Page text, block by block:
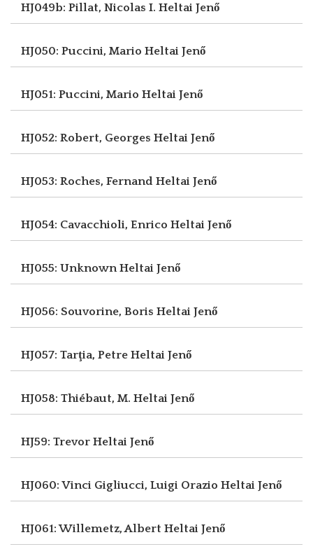
HJ049b: Pillat, Nicolas I. Heltai Jenő
HJ050: Puccini, Mario Heltai Jenő
HJ051: Puccini, Mario Heltai Jenő
HJ052: Robert, Georges Heltai Jenő
HJ053: Roches, Fernand Heltai Jenő
HJ054: Cavacchioli, Enrico Heltai Jenő
HJ055: UnknownHeltai Jenő
HJ056: Souvorine, Boris Heltai Jenő
HJ057: Tarţia, Petre Heltai Jenő
HJ058: Thiébaut, M. Heltai Jenő
HJ59: Trevor Heltai Jenő
HJ060: Vinci Gigliucci, Luigi Orazio Heltai Jenő
HJ061: Willemetz, Albert Heltai Jenő